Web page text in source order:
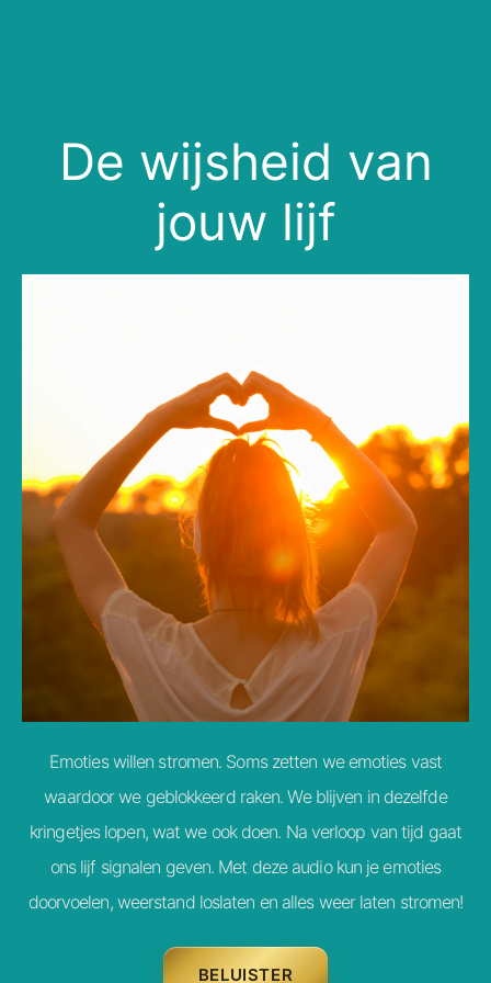
De wijsheid van
jouw lijf
Emoties willen stromen. Soms zetten we emoties vast
waardoor we geblokkeerd raken. We blijven in dezelfde
kringetjes lopen, wat we ook doen. Na verloop van tijd gaat
ons lijf signalen geven. Met deze audio kun je emoties
doorvoelen, weerstand loslaten en alles weer laten stromen!
BELUISTER